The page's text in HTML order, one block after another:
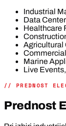
Industrial
Data
Healthcare
Agricultural
Marine
Live
// PREDNOST
Prednost